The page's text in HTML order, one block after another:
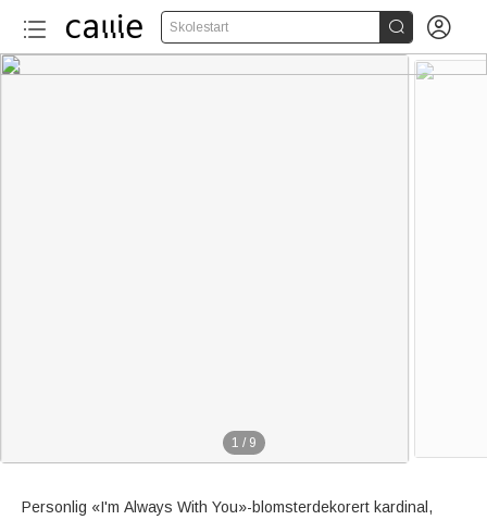
Skolestart  
1 / 9
Personlig «I'm Always With You»-blomsterdekorert kardinal,